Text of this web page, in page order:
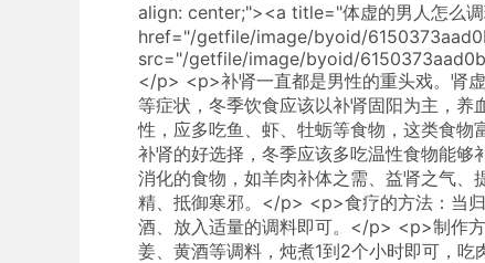
align: center;"><a title="体虚的男人怎么
href="/getfile/image/byoid/
src="/getfile/image/byoid/
</p> <p>补肾一直都是男性的重头戏。肾
等症状，冬季饮食应该以补肾固阳为主，
性，应多吃鱼、虾、牡蛎等食物，这类食
补肾的好选择，冬季应该多吃温性食物能
消化的食物，如羊肉补体之需、益肾之气
精、抵御寒邪。</p> <p>食疗的方法：当
酒、放入适量的调料即可。</p> <p>制作
姜、黄酒等调料，炖煮1到2个小时即可，